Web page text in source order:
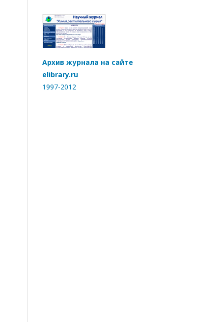
Архив журнала на сайте
elibrary.ru
1997-2012